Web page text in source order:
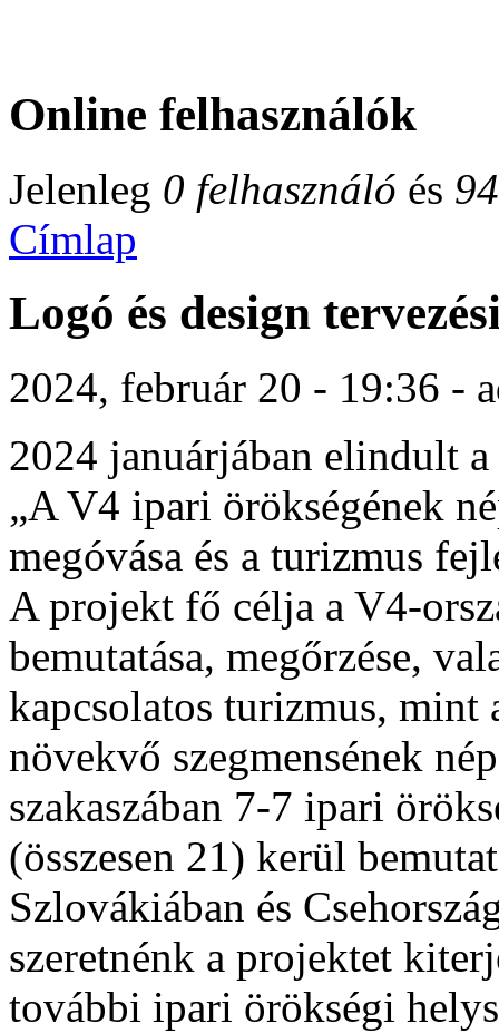
Online felhasználók
Jelenleg 0 felhasználó és
Címlap
Logó és design
2024, február 20 - 19:36 -
2024 januárjában elindult
„A V4 ipari örökségének
megóvása és a turizmus
A projekt fő célja a V4-
bemutatása, megőrzése,
kapcsolatos turizmus,
növekvő szegmensének
szakaszában 7-7 ipari
(összesen 21) kerül
Szlovákiában és
szeretnénk a projektet
további ipari örökségi